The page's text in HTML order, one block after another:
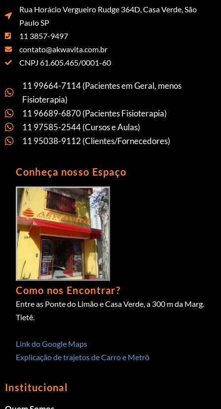
Rua Horácio Vergueiro Rudge 364D, Casa Verde, São
Paulo SP
11 3857-9497
contato@akwavita.com.br
CNPJ 61.605.465/0001-60
11 99664-7114 (Pacientes em Geral, menos
Fisioterapia)
11 96689-6870 (Pacientes Fisioterapia)
11 97585-2544 (Cursos e Aulas)
11 95038-9112 (Clientes/Fornecedores)
Conheça nosso Espaço
Como nos Encontrar?
Entre as Ponte do Limão e Casa Verde, a 300 m da Marg.
Tietê.
Link do Google Maps
Explicação de trajetos de Carro e Metrô
Institucional